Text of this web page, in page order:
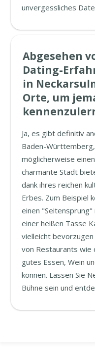
unvergessliches
Abgesehen
Dating-
in
Orte, um
Ja, es gibt definitiv
Baden-
möglicherweise
charmante Stadt
dank ihres reichen
Erbes. Zum Beispiel
einen "Seitensprung"
einer heißen Tasse
vielleicht
von Restaurants wie
gutes Essen, Wein
können. Lassen Sie
Bühne sein und